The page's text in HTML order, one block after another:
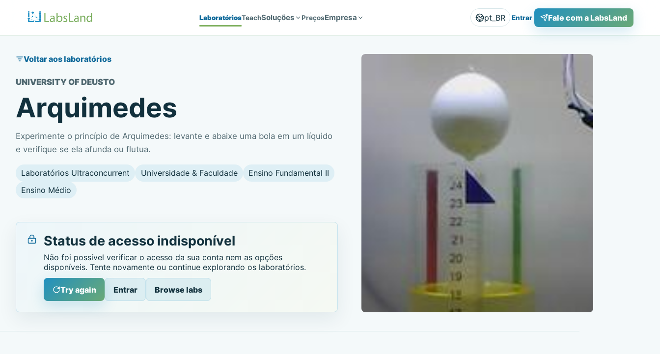
LaboratóriosTeachSoluções PreçosEmpresa pt_BR Entrar Fale com a LabsLand
Voltar aos laboratórios
UNIVERSITY OF DEUSTO
Arquimedes
Experimente o princípio de Arquimedes: levante e abaixe uma bola em um líquido
e verifique se ela afunda ou flutua.
Laboratórios Ultraconcurrent Universidade & Faculdade
Ensino Fundamental II
Ensino Médio
Status de acesso indisponível
Não foi possível verificar o acesso da sua conta nem as opções
disponíveis. Tente novamente ou continue explorando os laboratórios.
Try again Entrar Browse labs